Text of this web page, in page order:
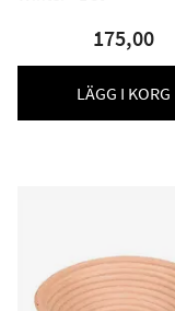
175,00
LÄGG I KORG